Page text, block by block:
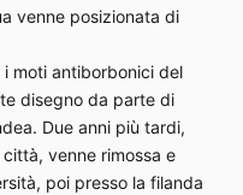
venne posizionata di
moti antiborbonici del
disegno da parte di
Due anni più tardi,
città, venne rimossa e
poi presso la filanda